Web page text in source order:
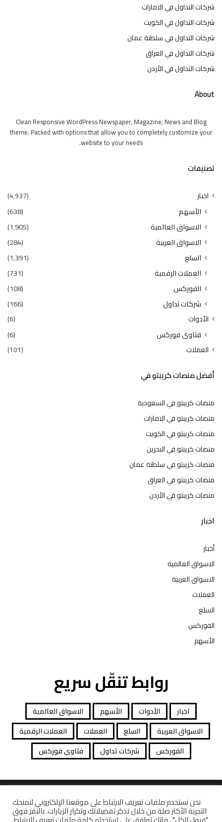
شركات التداول في الامارات
شركات التداول في الكويت
شركات التداول في سلطنة عمان
شركات التداول في العراق
شركات التداول في الأردن
About
Clean Responsive WordPress Newspaper, Magazine, News and Blog
theme. Packed with options that allow you to completely customize your
website to your needs.
تصنيفات
اخبار (4٬937)
الأسهم
(638)
الاسواق العالمية
(1٬905)
الاسواق العربية
(284)
السلع
(1٬391)
العملات الرقمية
(731)
الفوركس
(108)
شركات تداول
(166)
الأدوات (6)
فتاوى فوركس (6)
العملات (101)
أفضل منصات كريبتو في
منصات كريبتو في السعودية
منصات كريبتو في الامارات
منصات كريبتو في الكويت
منصات كريبتو في البحرين
منصات كريبتو في سلطنة عمان
منصات كريبتو في العراق
منصات كريبتو في الأردن
اخبار
أخبار
الاسواق العالمية
الاسواق العربية
العملات
السلع
الفوركس
الأسهم
روابط تنقّل سريع
اخبار الأدوات الأسهم
الاسواق العالمية
الاسواق العربية
السلع العملات
العملات الرقمية
الفوركس
شركات تداول فتاوى فوركس
جميع الحقوق محفوظة توصيات التداول © 2026
افصاح المخاطرة معاملات قانونية كاشف الشركات
نحن نستخدم ملفات تعريف الارتباط على موقعنا الإلكتروني لنمنحك
التجربة الأكثر صلة من خلال تذكر تفضيلاتك وتكرار الزيارات. بالنقر فوق